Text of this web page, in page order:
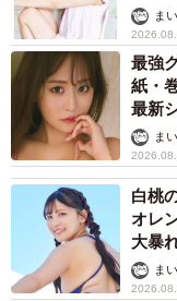
ま
最強
紙・
最新
てい
たい
ま
白桃
オレ
大暴
ま